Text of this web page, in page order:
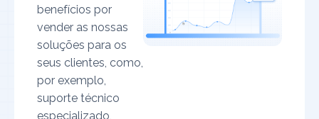
benefícios por
vender as nossas
soluções para os
seus clientes, como,
por exemplo,
suporte técnico
especializado,